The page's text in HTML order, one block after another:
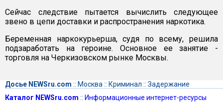
Сейчас следствие пытается вычислить следующее
звено в цепи доставки и распространения наркотика.
Беременная наркокурьерша, судя по всему, решила
подзаработать на героине. Основное ее занятие -
торговля на Черкизовском рынке Москвы.
Досье NEWSru.com :: Москва :: Криминал :: Задержание
Каталог NEWSru.com :: Информационные интернет-ресурсы